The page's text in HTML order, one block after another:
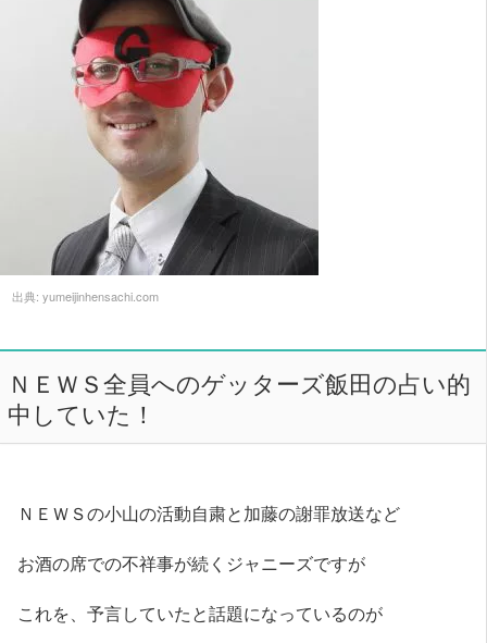
出典: yumeijinhensachi.com
ＮＥＷＳ全員へのゲッターズ飯田の占い的
中していた！
ＮＥＷＳの小山の活動自粛と加藤の謝罪放送など
お酒の席での不祥事が続くジャニーズですが
これを、予言していたと話題になっているのが